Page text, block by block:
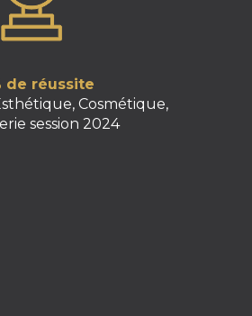
de réussite
Cosmétique,
session 2024